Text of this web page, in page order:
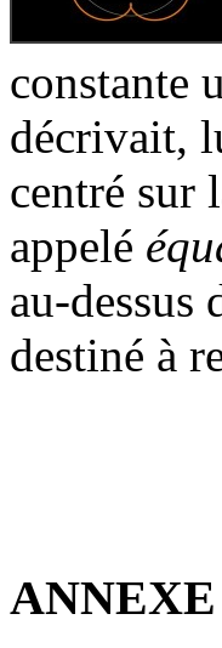
constante
décrivait,
centré sur
appelé
au-dessus
destiné à
ANNEXE